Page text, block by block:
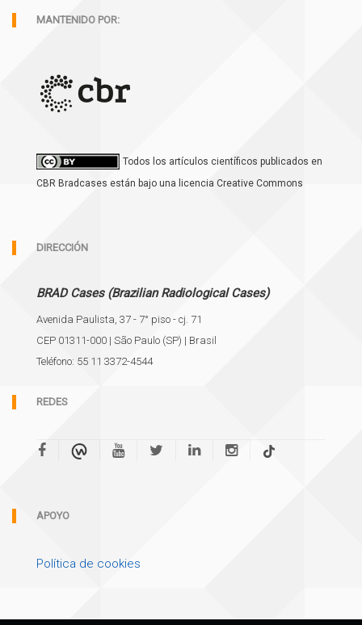
MANTENIDO POR:
Todos los artículos científicos publicados en
CBR Bradcases están bajo una licencia Creative Commons
DIRECCIÓN
BRAD Cases (Brazilian Radiological Cases)
Avenida Paulista, 37 - 7° piso - cj. 71
CEP 01311-000 | São Paulo (SP) | Brasil
Teléfono: 55 11 3372-4544
REDES
APOYO
Política de cookies